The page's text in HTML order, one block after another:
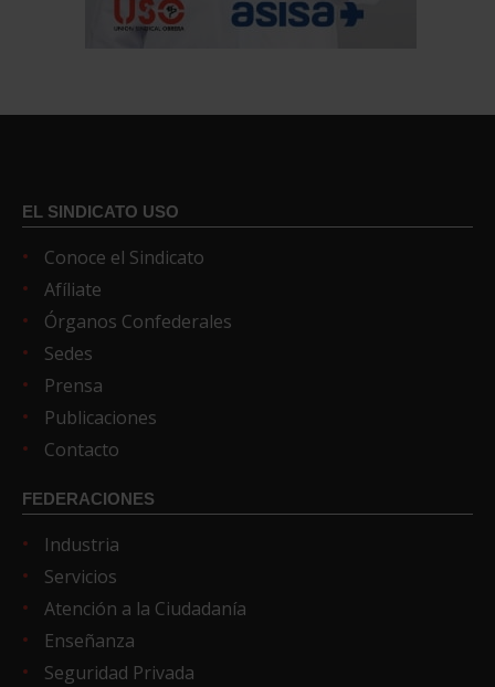
EL SINDICATO USO
Conoce el Sindicato
Afíliate
Órganos Confederales
Sedes
Prensa
Publicaciones
Contacto
FEDERACIONES
Industria
Servicios
Atención a la Ciudadanía
Enseñanza
Seguridad Privada